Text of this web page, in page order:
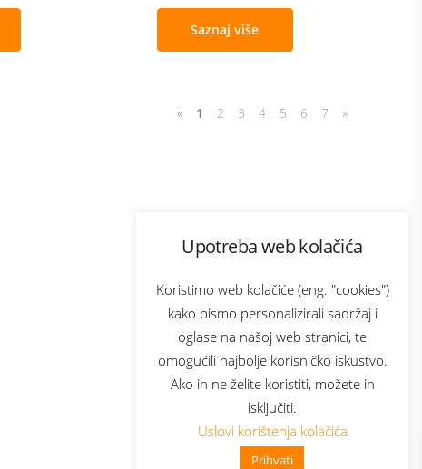
Upotreba web kolačića
Koristimo web kolačiće (eng. "cookies")
kako bismo personalizirali sadržaj i
oglase na našoj web stranici, te
omogućili najbolje korisničko iskustvo.
Ako ih ne želite koristiti, možete ih
isključiti.
Uslovi korištenja kolačića
Prihvati
👋 Zdravo, kako mogu pomoći?
Saznaj više
« 1 2 3 4 5 6 7 »
Bonus plus
Prijava za newsletter